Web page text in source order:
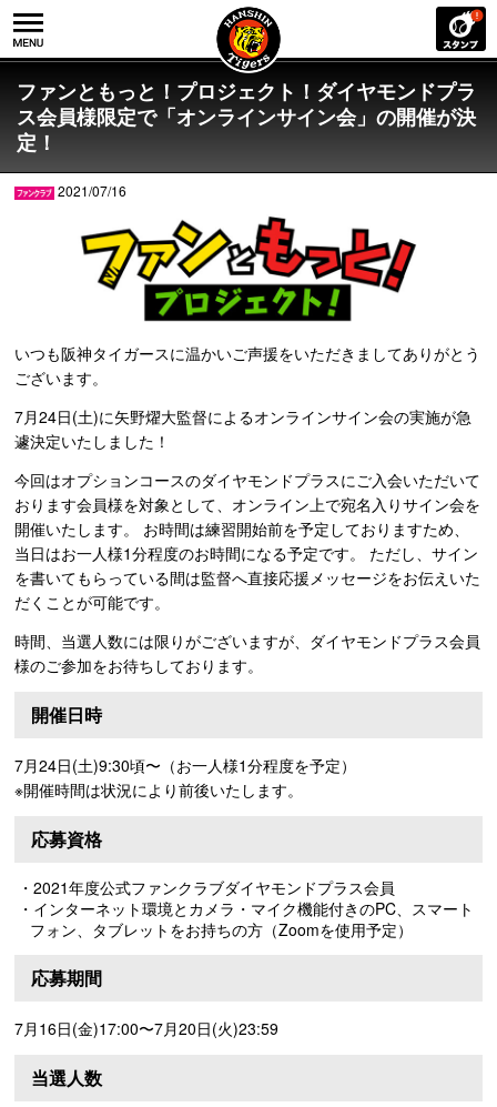
ファンともっと！プロジェクト！ダイヤモンドプラ
ス会員様限定で「オンラインサイン会」の開催が決
定！
2021/07/16
いつも阪神タイガースに温かいご声援をいただきましてありがとう
ございます。
7月24日(土)に矢野燿大監督によるオンラインサイン会の実施が急
遽決定いたしました！
今回はオプションコースのダイヤモンドプラスにご入会いただいて
おります会員様を対象として、オンライン上で宛名入りサイン会を
開催いたします。 お時間は練習開始前を予定しておりますため、
当日はお一人様1分程度のお時間になる予定です。 ただし、サイン
を書いてもらっている間は監督へ直接応援メッセージをお伝えいた
だくことが可能です。
時間、当選人数には限りがございますが、ダイヤモンドプラス会員
様のご参加をお待ちしております。
開催日時
7月24日(土)9:30頃〜（お一人様1分程度を予定）
※開催時間は状況により前後いたします。
応募資格
・2021年度公式ファンクラブダイヤモンドプラス会員
・インターネット環境とカメラ・マイク機能付きのPC、スマート
フォン、タブレットをお持ちの方（Zoomを使用予定）
応募期間
7月16日(金)17:00〜7月20日(火)23:59
当選人数